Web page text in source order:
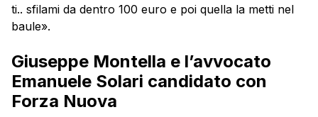
ti.. sfilami da dentro 100 euro e poi quella la metti nel
baule».
Giuseppe Montella e l’avvocato
Emanuele Solari candidato con
Forza Nuova